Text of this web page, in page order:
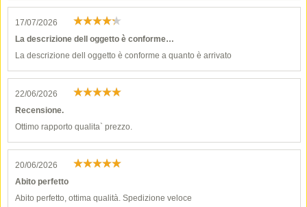
17/07/2026
La descrizione dell oggetto è conforme…
La descrizione dell oggetto è conforme a quanto è arrivato
22/06/2026
Recensione.
Ottimo rapporto qualita` prezzo.
20/06/2026
Abito perfetto
Abito perfetto, ottima qualità. Spedizione veloce